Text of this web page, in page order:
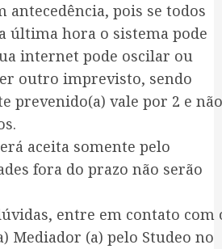
antecedência, pois se todos
última hora o sistema pode
internet pode oscilar ou
outro imprevisto, sendo
prevenido(a) vale por 2 e não
aceita somente pelo
fora do prazo não serão
entre em contato com
Mediador (a) pelo Studeo no